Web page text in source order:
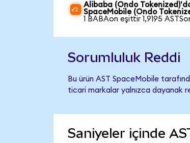
Alibaba (Ondo
SpaceMobile (Ondo
1 BABAon eşittir 1,9195
Sorumluluk Reddi
Bu ürün AST SpaceMobile
ticari markalar yalnızca dayanak
Saniyeler içinde